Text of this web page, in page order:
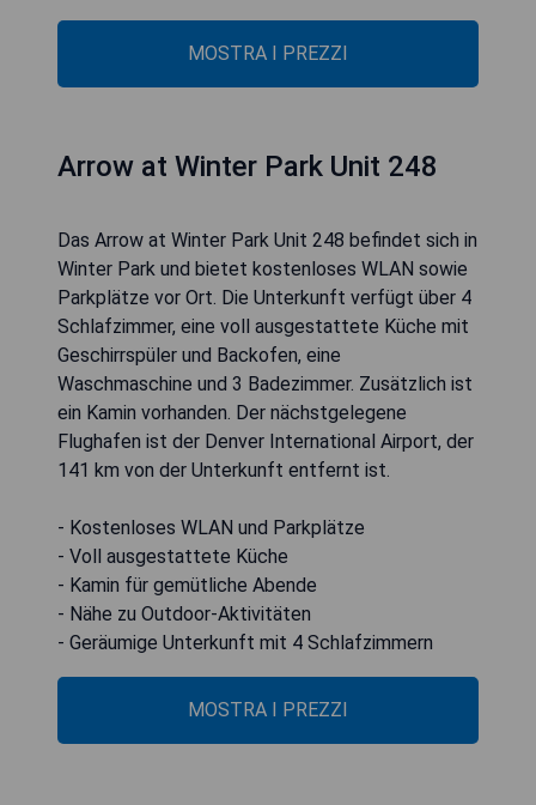
MOSTRA I PREZZI
Arrow at Winter Park Unit 248
Das Arrow at Winter Park Unit 248 befindet sich in
Winter Park und bietet kostenloses WLAN sowie
Parkplätze vor Ort. Die Unterkunft verfügt über 4
Schlafzimmer, eine voll ausgestattete Küche mit
Geschirrspüler und Backofen, eine
Waschmaschine und 3 Badezimmer. Zusätzlich ist
ein Kamin vorhanden. Der nächstgelegene
Flughafen ist der Denver International Airport, der
141 km von der Unterkunft entfernt ist.
- Kostenloses WLAN und Parkplätze
- Voll ausgestattete Küche
- Kamin für gemütliche Abende
- Nähe zu Outdoor-Aktivitäten
- Geräumige Unterkunft mit 4 Schlafzimmern
MOSTRA I PREZZI